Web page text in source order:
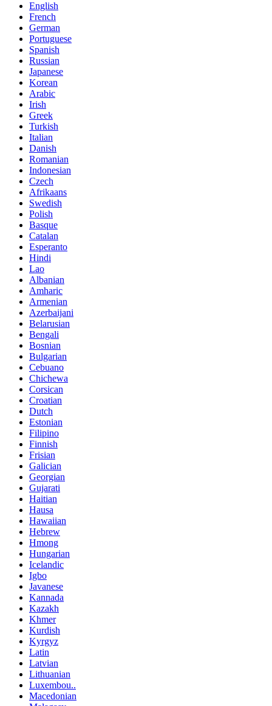
English
French
German
Portuguese
Spanish
Russian
Japanese
Korean
Arabic
Irish
Greek
Turkish
Italian
Danish
Romanian
Indonesian
Czech
Afrikaans
Swedish
Polish
Basque
Catalan
Esperanto
Hindi
Lao
Albanian
Amharic
Armenian
Azerbaijani
Belarusian
Bengali
Bosnian
Bulgarian
Cebuano
Chichewa
Corsican
Croatian
Dutch
Estonian
Filipino
Finnish
Frisian
Galician
Georgian
Gujarati
Haitian
Hausa
Hawaiian
Hebrew
Hmong
Hungarian
Icelandic
Igbo
Javanese
Kannada
Kazakh
Khmer
Kurdish
Kyrgyz
Latin
Latvian
Lithuanian
Luxembou..
Macedonian